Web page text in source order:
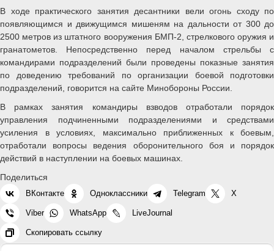
В ходе практического занятия десантники вели огонь сходу по
появляющимся и движущимся мишеням на дальности от 300 до
2500 метров из штатного вооружения БМП-2, стрелкового оружия и
гранатометов. Непосредственно перед началом стрельбы с
командирами подразделений были проведены показные занятия
по доведению требований по организации боевой подготовки
подразделений, говорится на сайте Минобороны России.
В рамках занятия командиры взводов отработали порядок
управления подчиненными подразделениями и средствами
усиления в условиях, максимально приближенных к боевым,
отработали вопросы ведения оборонительного боя и порядок
действий в наступлении на боевых машинах.
Поделиться
ВКонтакте Одноклассники Telegram X
Viber WhatsApp LiveJournal
Скопировать ссылку